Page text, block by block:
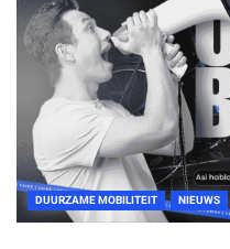
DUURZAME MOBILITEIT NIEUWS